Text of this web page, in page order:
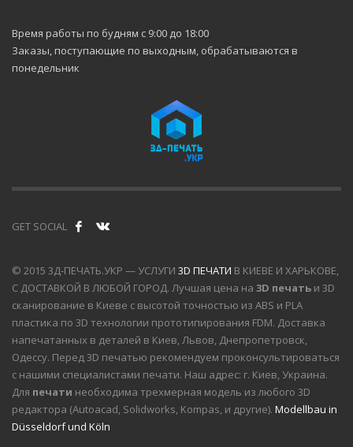
Время работы по будням с 9:00 до 18:00
Заказы, поступающие по выходным, обрабатываются в
понедельник
GET SOCIAL
© 2015 3Д-ПЕЧАТЬ.УКР — УСЛУГИ 3D ПЕЧАТИ В КИЕВЕ И ХАРЬКОВЕ,
С ДОСТАВКОЙ В ЛЮБОЙ ГОРОД. Лучшая цена на 3D печать и 3D
сканирование в Киеве с высотой точностью из ABS и PLA
пластика по 3D технологии прототипирования FDM. Доставка
напечатанных в деталей в Киев, Львов, Днепропетровск,
Одессу. Перед 3D печатью рекомендуем проконсультироваться
с нашими специалистами печати. Наш адрес: г. Киев, Украина.
Для печати необходима трехмерная модель из любого 3D
редактора (Autoacad, Solidworks, Kompas, и другие). Modellbau in
Düsseldorf und Köln